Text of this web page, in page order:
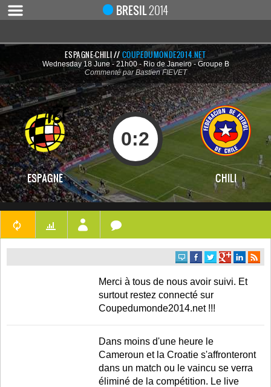
BRESIL2014
ACCUEIL
ACTUALITÉ
COUPE DU MONDE 2019
MONDIAL 2014
CALENDRIER / RÉSULTATS
QUARTS DE FINALE
DEMI-FINALES
CLASSEMENTS
LES BUTEURS
COUPE DES CONFÉDÉRATIONS
ESPAGNE-CHILI // COUPEDUMONDE2014.NET
Wednesday 18 June - 21h00 - Rio de Janeiro - Groupe B
Commenté par Bastien FIEVET
ESPAGNE
0:2
CHILI
Merci à tous de nous avoir suivi. Et
surtout restez connecté sur
Coupedumonde2014.net !!!
Dans moins d'une heure le
Cameroun et la Croatie s'affronteront
dans un match ou le vaincu se verra
éliminé de la compétition. Le live